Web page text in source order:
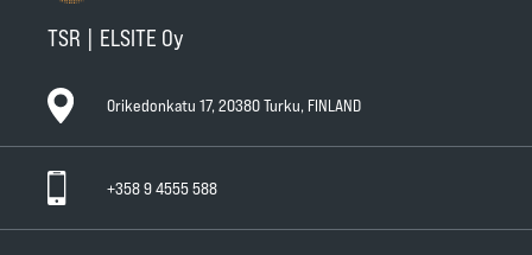
TSR | ELSITE Oy
Orikedonkatu 17, 20380 Turku, FINLAND
+358 9 4555 588